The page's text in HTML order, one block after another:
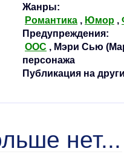
Жанры:
Романтика , Юмор ,
Предупреждения:
OOC , Мэри Сью
персонажа
Публикация на
нет...